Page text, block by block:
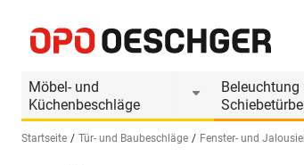
Möbel- und
Küchenbeschläge
Beleuchtung
Startseite Tür- und Baubeschläge Fenster- und
Produktinformationen